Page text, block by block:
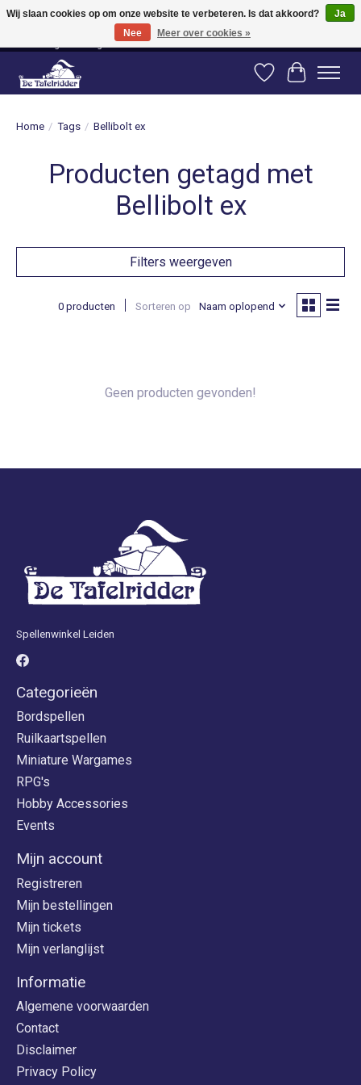
Vanaf 80 euro gratis verzending binnen Nederland! Vanaf 100 euro gratis
verzending naar België en Duitsland!
Verlanglijst
Home / Tags / Bellibolt ex
Producten getagd met
Bellibolt ex
Filters weergeven
0 producten Sorteren op Naam oplopend
Geen producten gevonden!
Spellenwinkel Leiden
Categorieën
Bordspellen
Ruilkaartspellen
Miniature Wargames
RPG's
Hobby Accessories
Events
Mijn account
Registreren
Mijn bestellingen
Mijn tickets
Mijn verlanglijst
Informatie
Algemene voorwaarden
Contact
Disclaimer
Privacy Policy
Wij slaan cookies op om onze website te verbeteren. Is dat akkoord?
Ja
Nee
Meer over cookies »